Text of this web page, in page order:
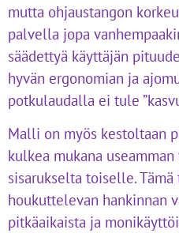
mutta ohjaustangon
palvella jopa
säädettyä käyttäjän
hyvän ergonomian ja
potkulaudalla ei tule
Malli on myös kestoltaan
kulkea mukana
sisarukselta toiselle.
houkuttelevan hankinnan
pitkäaikaista ja